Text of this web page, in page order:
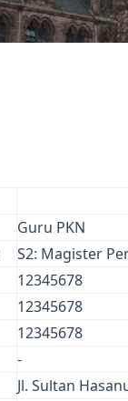
Guru PKN
S2: Magister
12345678
12345678
12345678
-
Jl. Sultan